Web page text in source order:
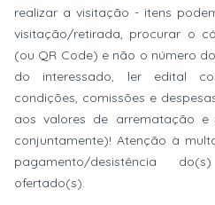
realizar a visitação - itens
visitação/retirada, procurar o
(ou QR Code) e não o número
do interessado, ler edital
condições, comissões e
aos valores de arrematação
conjuntamente)! Atenção à
pagamento/desistência
ofertado(s).